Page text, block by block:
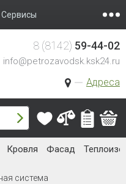
Сервисы
Адреса
8 (8142) 59-44-02
info@petrozavodsk.ksk24.ru
Кровля Фасад
система